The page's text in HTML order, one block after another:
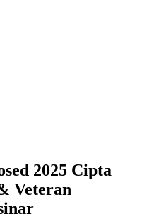
2025 Cipta
Veteran